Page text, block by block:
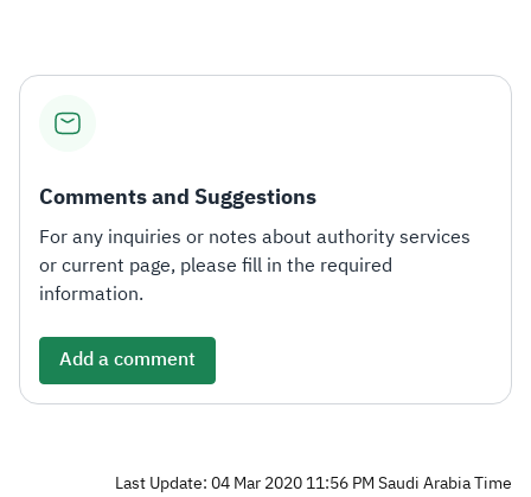
Comments and Suggestions
For any inquiries or notes about authority services
or current page, please fill in the required
information.
Add a comment
Last Update: 04 Mar 2020 11:56 PM Saudi Arabia Time